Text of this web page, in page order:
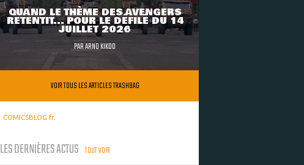
QUAND LE THÈME DES AVENGERS
RETENTIT... POUR LE DÉFILÉ DU 14
JUILLET 2026
PARARNO KIKOO
VOIR TOUS LES ARTICLES TRASHBAG
COMICSBLOG.fr
LES DERNIÈRES ACTUS TOUT VOIR